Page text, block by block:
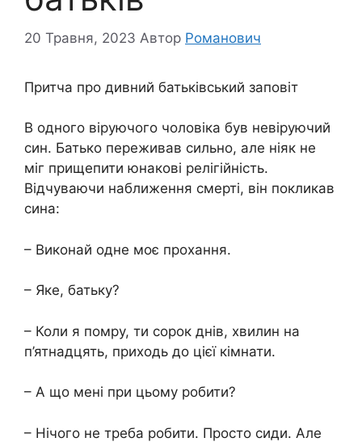
20 Травня, 2023 Автор Романович
Притча про дивний батьківський заповіт
В одного віруючого чоловіка був невіруючий
син. Батько переживав сильно, але ніяк не
міг прищепити юнакові релігійність.
Відчуваючи наближення смерті, він покликав
сина:
– Виконай одне моє прохання.
– Яке, батьку?
– Коли я пoмру, ти сорок днів, хвилин на
п’ятнадцять, приходь до цієї кімнати.
– А що мені при цьому робити?
– Нічого не треба робити. Просто сиди. Але